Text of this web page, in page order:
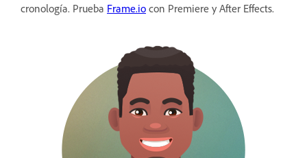
cronología. Prueba Frame.io con Premiere y After Effects.